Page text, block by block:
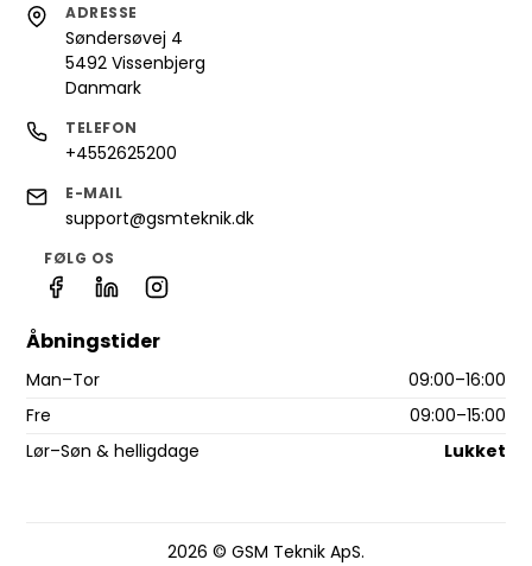
ADRESSE
Søndersøvej 4
5492 Vissenbjerg
Danmark
TELEFON
+4552625200
E-MAIL
support@gsmteknik.dk
FØLG OS
Åbningstider
Man–Tor
09:00–16:00
Fre
09:00–15:00
Lør–Søn & helligdage
Lukket
2026 © GSM Teknik ApS.